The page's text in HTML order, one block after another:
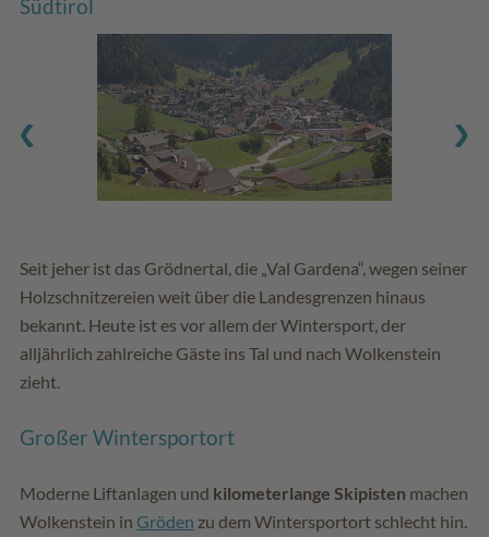
Südtirol
Seit jeher ist das Grödnertal, die „Val Gardena“, wegen seiner
Holzschnitzereien weit über die Landesgrenzen hinaus
bekannt. Heute ist es vor allem der Wintersport, der
alljährlich zahlreiche Gäste ins Tal und nach Wolkenstein
zieht.
Großer Wintersportort
Moderne Liftanlagen und kilometerlange Skipisten machen
Wolkenstein in Gröden zu dem Wintersportort schlecht hin.